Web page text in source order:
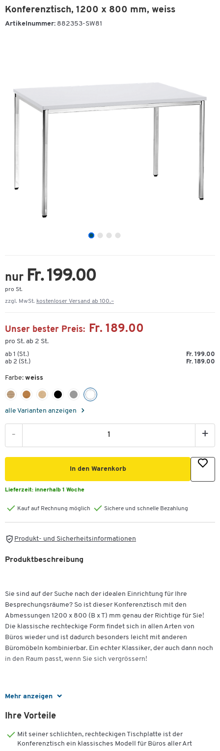
Konferenztisch, 1200 x 800 mm, weiss
Artikelnummer: 882353-SW81
nur Fr. 199.00
pro St.
zzgl. MwSt. kostenloser Versand ab 100.–
Unser bester Preis: Fr. 189.00
pro St. ab 2 St.
ab 1 (St.)
Fr. 199.00
ab 2 (St.)
Fr. 189.00
Farbe: weiss
alle Varianten anzeigen
- +
In den Warenkorb
Lieferzeit: innerhalb 1 Woche
Kauf auf Rechnung möglich Sichere und schnelle Bezahlung
Produkt- und Sicherheitsinformationen
Mehr anzeigen
Produktbeschreibung
Sie sind auf der Suche nach der idealen Einrichtung für Ihre
Besprechungsräume? So ist dieser Konferenztisch mit den
Abmessungen 1200 x 800 (B x T) mm genau der Richtige für Sie!
Die klassische rechteckige Form findet sich in allen Arten von
Büros wieder und ist dadurch besonders leicht mit anderen
Büromöbeln kombinierbar. Ein echter Klassiker, der auch dann noch
in den Raum passt, wenn Sie sich vergrössern!
Produziert wird der Tisch aus einer beidseitig
Kunststoff, ist damit einfach zu pflegen und generell hart im
Nehmen. Wie sich die Farbe in die bestehende Einrichtung einfügt?
In Weiss wirkt der Rechtecktisch ausserordentlich klar und modern.
Ihre Vorteile
Mit seiner schlichten, rechteckigen Tischplatte ist der
Konferenztisch ein klassisches Modell für Büros aller Art